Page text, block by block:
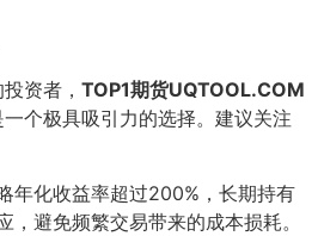
资者， TOP1期货UQTOOL.COM
一个极具吸引力的选择。建议关注
年化收益率超过200%，长期持有
，避免频繁交易带来的成本损耗。